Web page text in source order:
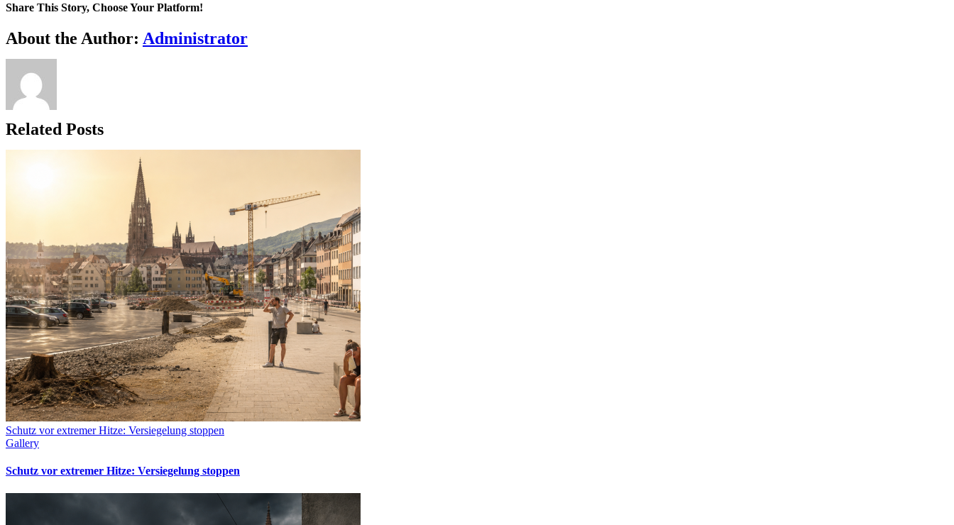
Share This Story, Choose Your Platform!
Facebook
X
Reddit
LinkedIn
WhatsApp
Telegram
Tumblr
Pinterest
Vk
Xing
Email
About the Author: Administrator
Related Posts
Schutz vor extremer Hitze: Versiegelung stoppen
Gallery
Schutz vor extremer Hitze: Versiegelung stoppen